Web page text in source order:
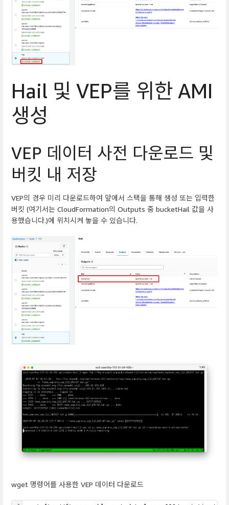
Hail 및 VEP를 위한 AMI
생성
VEP 데이터 사전 다운로드 및
버킷 내 저장
VEP의 경우 미리 다운로드하여 앞에서 스택을 통해 생성 또는 입력한
버킷 (여기서는 CloudFormation의 Outputs 중 bucketHail 값을 사
용했습니다.)에 위치시켜 놓을 수 있습니다.
wget 명령어를 사용한 VEP 데이터 다운로드